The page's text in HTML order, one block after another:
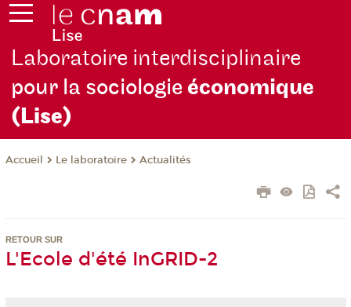
Laboratoire interdisciplinaire
pour la sociologieéconomique
(Lise)
Accueil Le laboratoire Actualités
RETOUR SUR
L'Ecole d'été InGRID-2